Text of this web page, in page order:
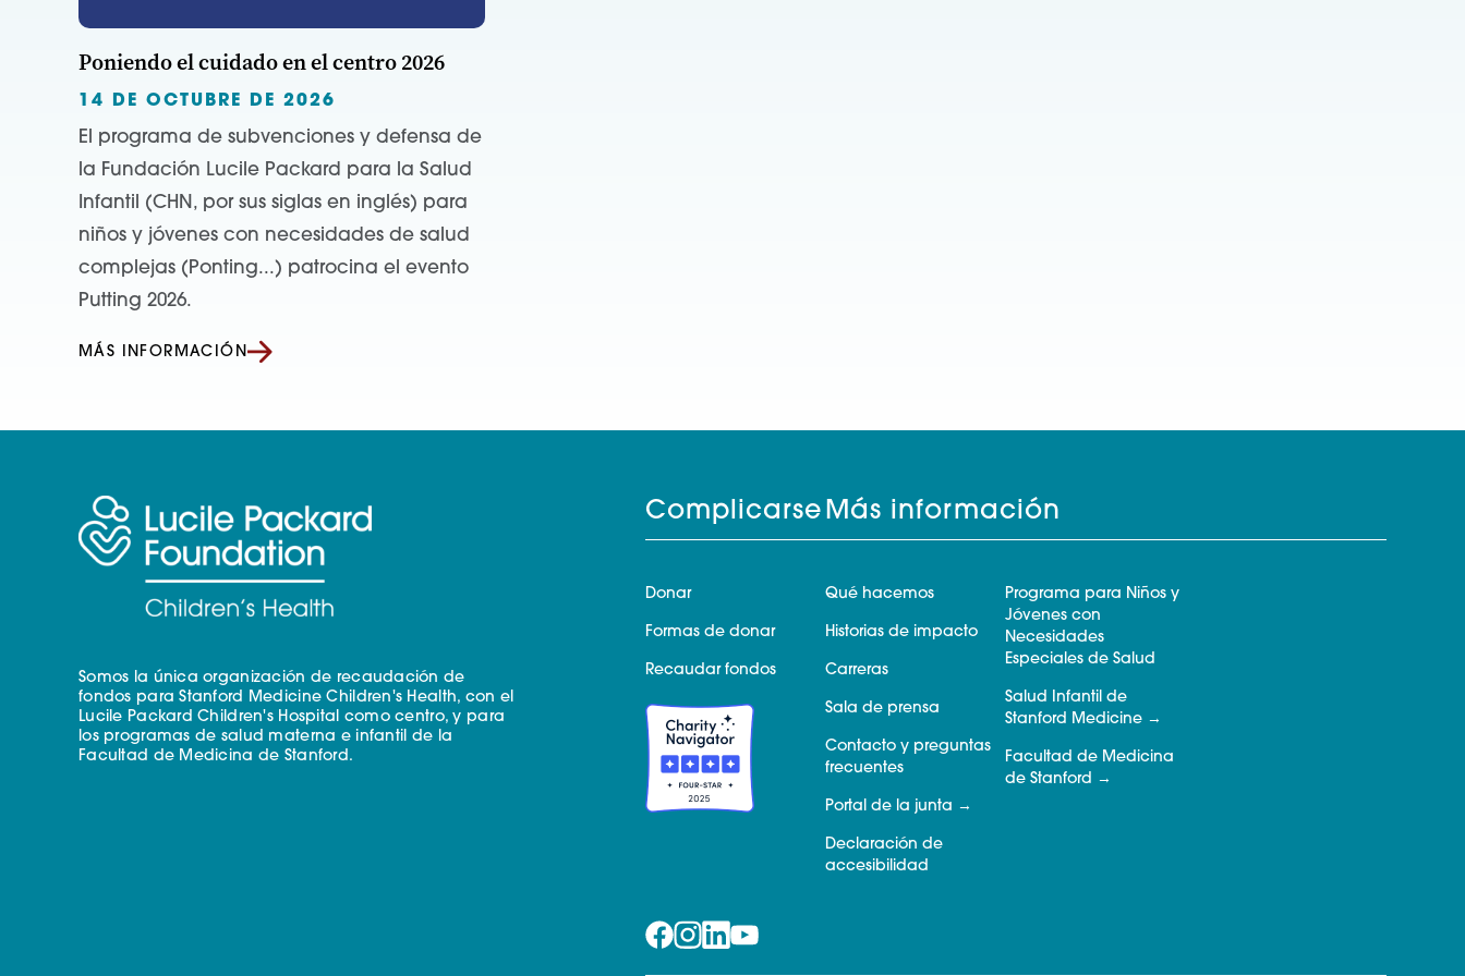
Poniendo el cuidado en el centro 2026
14 DE OCTUBRE DE 2026
El programa de subvenciones y defensa de
la Fundación Lucile Packard para la Salud
Infantil (CHN, por sus siglas en inglés) para
niños y jóvenes con necesidades de salud
complejas (Ponting...) patrocina el evento
Putting 2026.
MÁS INFORMACIÓN
Somos la única organización de recaudación de
fondos para Stanford Medicine Children's Health, con el
Lucile Packard Children's Hospital como centro, y para
los programas de salud materna e infantil de la
Facultad de Medicina de Stanford.
Complicarse
Donar
Formas de donar
Recaudar fondos
Más información
Qué hacemos
Historias de impacto
Carreras
Sala de prensa
Contacto y preguntas
frecuentes
Portal de la junta
Declaración de
accesibilidad
Programa para Niños y
Jóvenes con
Necesidades
Especiales de Salud
Salud Infantil de
Stanford Medicine
Facultad de Medicina
de Stanford